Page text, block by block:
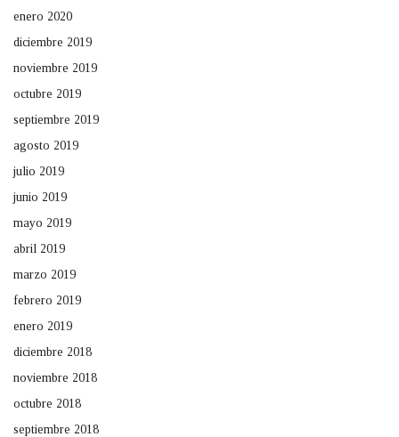
enero 2020
diciembre 2019
noviembre 2019
octubre 2019
septiembre 2019
agosto 2019
julio 2019
junio 2019
mayo 2019
abril 2019
marzo 2019
febrero 2019
enero 2019
diciembre 2018
noviembre 2018
octubre 2018
septiembre 2018